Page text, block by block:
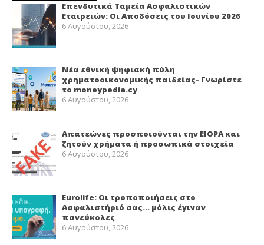
Επενδυτικά Ταμεία Ασφαλιστικών
Εταιρειών: Οι Αποδόσεις του Ιουνίου 2026
6 Αυγούστου, 2026
Νέα εθνική ψηφιακή πύλη
χρηματοοικονομικής παιδείας- Γνωρίστε
το moneypedia.cy
6 Αυγούστου, 2026
Απατεώνες προσποιούνται την EIOPA και
ζητούν χρήματα ή προσωπικά στοιχεία
6 Αυγούστου, 2026
Eurolife: Οι τροποποιήσεις στο
Ασφαλιστήριό σας… μόλις έγιναν
πανεύκολες
6 Αυγούστου, 2026